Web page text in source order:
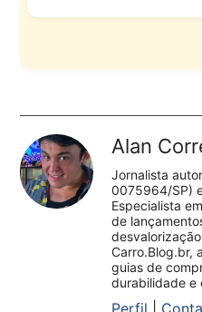
Alan
Jornalista
0075964/SP)
Especialista
de
Carro.Blog.br,
guias de
durabilidade e
Perfil